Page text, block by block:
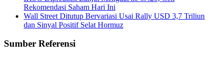
Rekomendasi Saham Hari Ini
Wall Street Ditutup Bervariasi Usai Rally USD 3,7 Triliun
dan Sinyal Positif Selat Hormuz
Sumber Referensi